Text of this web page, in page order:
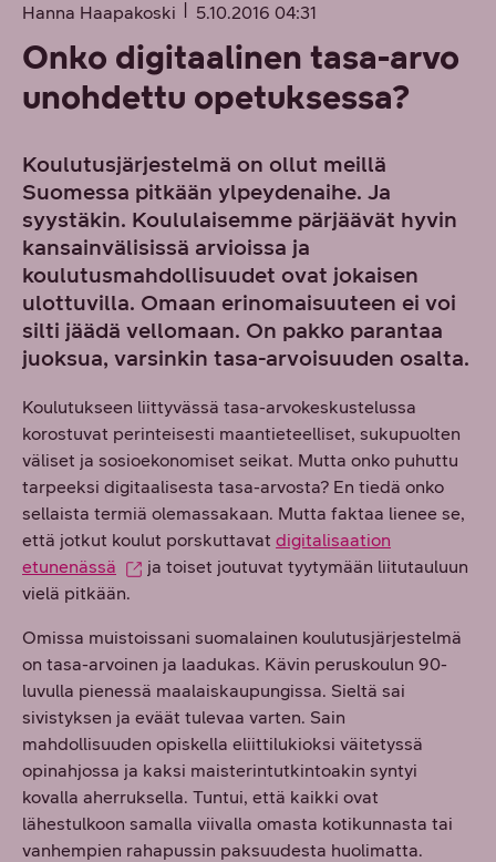
Hanna Haapakoski 5.10.2016 04:31
Onko digitaalinen tasa-arvo
unohdettu opetuksessa?
Koulutusjärjestelmä on ollut meillä
Suomessa pitkään ylpeydenaihe. Ja
syystäkin. Koululaisemme pärjäävät hyvin
kansainvälisissä arvioissa ja
koulutusmahdollisuudet ovat jokaisen
ulottuvilla. Omaan erinomaisuuteen ei voi
silti jäädä vellomaan. On pakko parantaa
juoksua, varsinkin tasa-arvoisuuden osalta.
Koulutukseen liittyvässä tasa-arvokeskustelussa
korostuvat perinteisesti maantieteelliset, sukupuolten
väliset ja sosioekonomiset seikat. Mutta onko puhuttu
tarpeeksi digitaalisesta tasa-arvosta? En tiedä onko
sellaista termiä olemassakaan. Mutta faktaa lienee se,
että jotkut koulut porskuttavat digitalisaation
etunenässä
ja toiset joutuvat tyytymään liitutauluun
vielä pitkään.
Omissa muistoissani suomalainen koulutusjärjestelmä
on tasa-arvoinen ja laadukas. Kävin peruskoulun 90-
luvulla pienessä maalaiskaupungissa. Sieltä sai
sivistyksen ja eväät tulevaa varten. Sain
mahdollisuuden opiskella eliittilukioksi väitetyssä
opinahjossa ja kaksi maisterintutkintoakin syntyi
kovalla aherruksella. Tuntui, että kaikki ovat
lähestulkoon samalla viivalla omasta kotikunnasta tai
vanhempien rahapussin paksuudesta huolimatta.